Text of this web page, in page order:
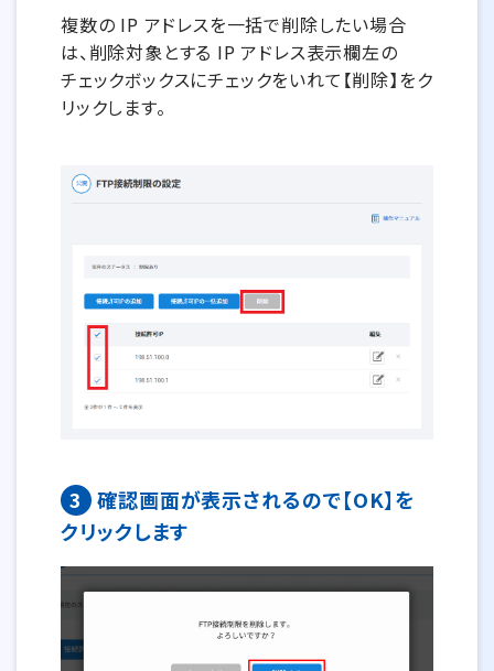
複数の IP アドレスを一括で削除したい場合
は、削除対象とする IP アドレス表示欄左の
チェックボックスにチェックをいれて【削除】をク
リックします。
3
確認画面が表示されるので【OK】を
クリックします